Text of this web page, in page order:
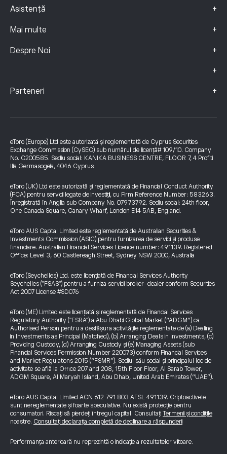
Asistență +
Mai multe +
Despre Noi +
+
Parteneri +
eToro (Europe) Ltd este autorizată și reglementată de Cyprus Securities
Exchange Commission (CySEC) sub numărul de licență# 109/10. Company
No. C200585. Sediu social: KANIKA BUSINESS CENTRE, FLOOR 7, 4 Profiti
Ilia Germasogeia, 4046 Cyprus
eToro (UK) Ltd este autorizată și reglementată de Financial Conduct Authority
(FCA) pentru servicii legate de investiții, cu Firm Reference Number: 583263.
Înregistrată în Anglia sub Company No. 07973792. Sediu social: 24th floor,
One Canada Square, Canary Wharf, London E14 5AB, England.
eToro AUS Capital Limited este reglementată de Australian Securities &
Investments Commission (ASIC) pentru furnizarea de servicii și produse
financiare. Australian Financial Services Licence number: 491139. Registered
Office: Level 3, 60 Castlereagh Street, Sydney NSW 2000, Australia
eToro (Seychelles) Ltd. este licențiată de Financial Services Authority
Seychelles ("FSAS") pentru a furniza servicii broker-dealer conform Securities
Act 2007 License #SD076
eToro (ME) Limited este licențiată și reglementată de Financial Services
Regulatory Authority ("FSRA") a Abu Dhabi Global Market (“ADGM”) ca
Authorised Person pentru a desfășura activitățile reglementate de (a) Dealing
in Investments as Principal (Matched), (b) Arranging Deals in Investments, (c)
Providing Custody, (d) Arranging Custody și (e) Managing Assets (sub
Financial Services Permission Number 220073) conform Financial Services
and Market Regulations 2015 (“FSMR”). Sediul său social și principalul loc de
activitate se află la Office 207 and 208, 15th Floor Floor, Al Sarab Tower,
ADGM Square, Al Maryah Island, Abu Dhabi, United Arab Emirates (“UAE”).
eToro AUS Capital Limited ACN 612 791 803 AFSL 491139. Criptoactivele
sunt nereglementate și foarte speculative. Nu există protecție pentru
consumatori. Riscați să pierdeți întregul capital. Consultați Termenii și condițiile
noastre. Consultați declarația completă de declinare a răspunderii
Performanța anterioară nu reprezintă o indicație a rezultatelor viitoare.